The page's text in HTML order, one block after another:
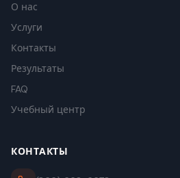
О нас
Услуги
Контакты
Результаты
FAQ
Учебный центр
КОНТАКТЫ